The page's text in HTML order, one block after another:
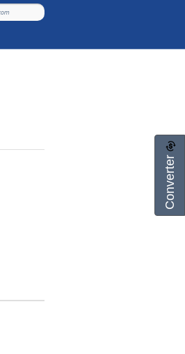
Converter